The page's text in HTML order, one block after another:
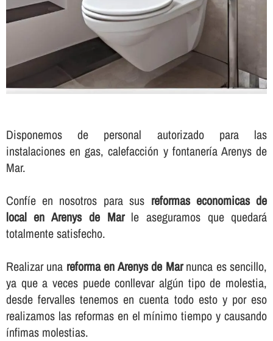
Disponemos de personal autorizado para las
instalaciones en gas, calefacción y fontanerí­a Arenys de
Mar.
Confí­e en nosotros para sus reformas economicas de
local en Arenys de Marle aseguramos que quedará
totalmente satisfecho.
Realizar una reforma en Arenys de Marnunca es sencillo,
ya que a veces puede conllevar algún tipo de molestia,
desde fervalles tenemos en cuenta todo esto y por eso
realizamos las reformas en el mí­nimo tiempo y causando
í­nfimas molestias.